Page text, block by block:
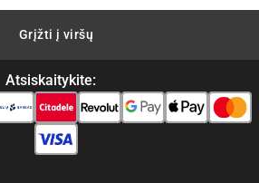
Grįžti į viršų
Atsiskaitykite: